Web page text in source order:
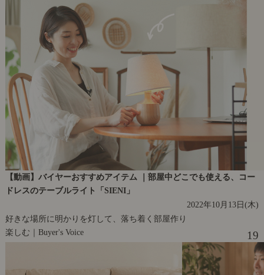
【動画】バイヤーおすすめアイテム ｜部屋中どこでも使える、コー
ドレスのテーブルライト「SIENI」
2022年10月13日(木)
好きな場所に明かりを灯して、落ち着く部屋作り
楽しむ｜Buyer's Voice
19